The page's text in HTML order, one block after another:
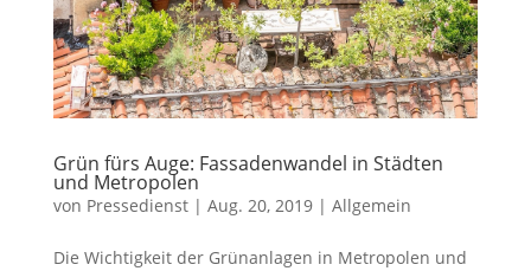
Grün fürs Auge: Fassadenwandel in Städten
und Metropolen
von Pressedienst| Aug. 20, 2019| Allgemein
Die Wichtigkeit der Grünanlagen in Metropolen und